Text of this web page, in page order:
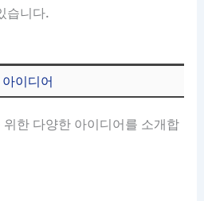
습니다.
이디어
한 다양한 아이디어를 소개합